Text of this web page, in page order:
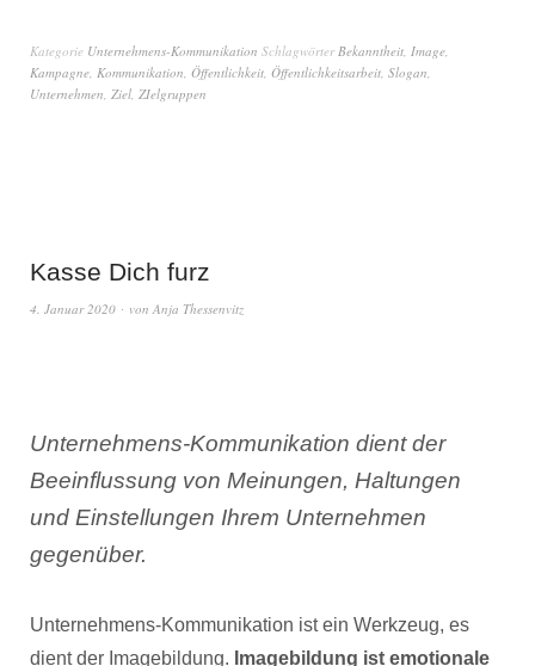
Kategorie Unternehmens-Kommunikation SchlagwörterBekanntheit, Image,
Kampagne, Kommunikation, Öffentlichkeit, Öffentlichkeitsarbeit, Slogan,
Unternehmen, Ziel, ZIelgruppen
Kasse Dich furz
4. Januar 2020 von Anja Thessenvitz
Unternehmens-Kommunikation dient der
Beeinflussung von Meinungen, Haltungen
und Einstellungen Ihrem Unternehmen
gegenüber.
Unternehmens-Kommunikation ist ein Werkzeug, es
dient der Imagebildung. Imagebildung ist emotionale